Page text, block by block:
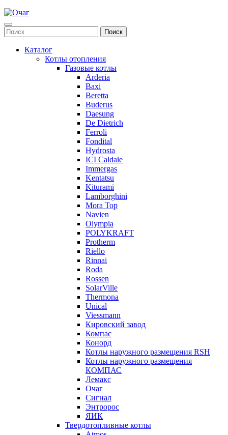
Каталог
Котлы отопления
Газовые котлы
Arderia
Baxi
Beretta
Buderus
Daesung
De Dietrich
Ferroli
Fondital
Hydrosta
ICI Caldaie
Immergas
Kentatsu
Kiturami
Lamborghini
Mora Top
Navien
Olympia
POLYKRAFT
Protherm
Riello
Rinnai
Roda
Rossen
SolarVille
Thermona
Unical
Viessmann
Кировский завод
Компас
Конорд
Котлы наружного размещения RSH
Котлы наружного размещения
КОМПАС
Лемакс
Очаг
Сигнал
Энтророс
ЯИК
Твердотопливные котлы